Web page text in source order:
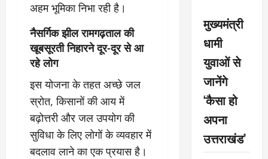
अहम भूमिका निभा रही है।
नैसर्गिक झील रामगढ़ताल की
खूबसूरती निहारने दूर-दूर से आ
रहे लोग
इस योजना के तहत अच्छे जल
स्रोत, किसानों की आय में
बढ़ोत्तरी और जल उपयोग की
सुविधा के लिए लोगों के व्यवहार में
बदलाव लाने का एक प्रयास है।
मुख्यमंत्री
धामी
युवाओं से
जानेंगे
‘कैसा हो
अपना
उत्तराखंड’